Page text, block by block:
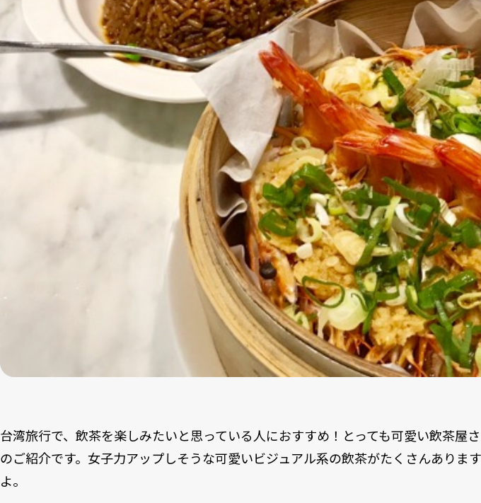
台湾旅行で、飲茶を楽しみたいと思っている人におすすめ！とっても可愛い飲茶屋
のご紹介です。女子力アップしそうな可愛いビジュアル系の飲茶がたくさんあります
よ。